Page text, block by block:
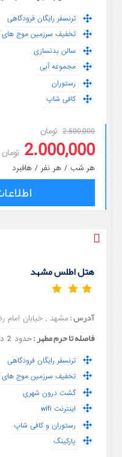
ترنسفر رایگان فرودگاهی
تخفیف سرزمین موج های
سالن بدنسازی
مجموعه آبی
رستوران
کافی شاپ
2.500,000 تومان
2.000,000 تومان
هر شب / هر نفر / هافبرد
هتل اطلس مشهد
آدرس : مشهد , خیابان امام
فاصله تا حرم مطهر :حدود 2 دقیقه پیاده
ترنسفر رایگان فرودگاهی
تخفیف سرزمین موج های
گشت درون شهری
اینترنت wifi
رستوران و کافی شاپ
پارکینگ